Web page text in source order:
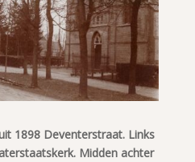
1898 Deventerstraat. Links
Midden achter